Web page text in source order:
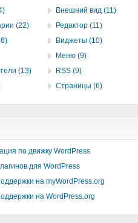
(22)
(13)
Внешний вид (11)
Редактор (11)
Виджеты (10)
Меню (9)
RSS (9)
Страницы (6)
по движку WordPress
для WordPress
на myWordPress.org
на WordPress.org